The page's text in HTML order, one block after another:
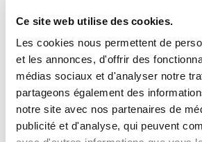
Ce site web utilise des cookies.
Les cookies nous permettent de
et les annonces, d'offrir des
médias sociaux et d'analyser notre
partageons également des
notre site avec nos partenaires de
publicité et d'analyse, qui peuvent
Description
Fabricant Frezza
Design Claudio Bellini
La collection de bureaux de directionDRdu
Frezza, conçue par le célèbre architecte et